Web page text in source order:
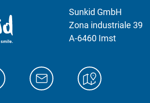
Sunkid GmbH
Zona industriale 39
A-6460 Imst